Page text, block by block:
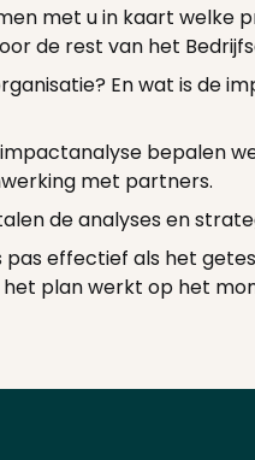
met u in kaart welke
de rest van het
En wat is de
bepalen
met partners.
de analyses en
effectief als het
plan werkt op het